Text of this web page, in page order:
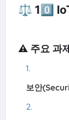
⚖️ 10️⃣
⚠️ 주요 과
보안